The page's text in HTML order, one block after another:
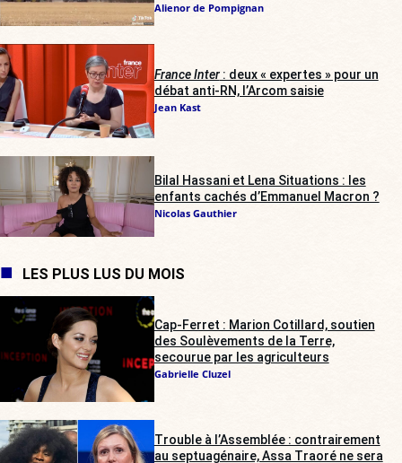
Alienor de Pompignan
France Inter: deux « expertes » pour un
débat anti-RN, l’Arcom saisie
Jean Kast
Bilal Hassani et Lena Situations : les
enfants cachés d’Emmanuel Macron ?
Nicolas Gauthier
LES PLUS LUS DU MOIS
Cap-Ferret : Marion Cotillard, soutien
des Soulèvements de la Terre,
secourue par les agriculteurs
Gabrielle Cluzel
Trouble à l’Assemblée : contrairement
au septuagénaire, Assa Traoré ne sera